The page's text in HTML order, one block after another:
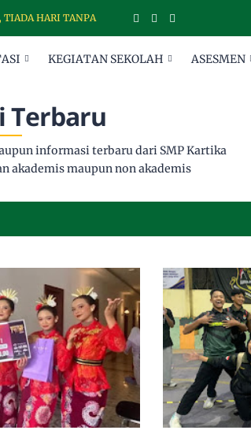
HARI TANPA DISIPLIN
KEGIATAN SEKOLAH ASESMEN
Terbaru
informasi terbaru dari SMP Kartika
akademis maupun non akademis